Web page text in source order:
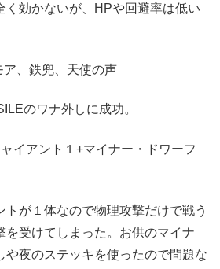
く効かないが、HPや回避率は低い
、鉄兜、天使の声
のワナ外しに成功。
イアント１+マイナー・ドワーフ
トが１体なので物理攻撃だけで戦う
を受けてしまった。お供のマイナ
や夜のステッキを使ったので問題な